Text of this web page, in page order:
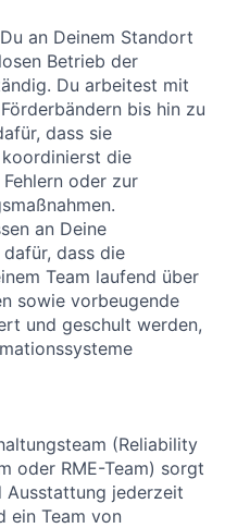
an Deinem Standort
Betrieb der
Du arbeitest mit
bis hin zu
dass sie
die
oder zur
an Deine
dass die
Team laufend über
sowie vorbeugende
und geschult werden,
(Reliability
oder RME-Team) sorgt
Ausstattung jederzeit
ein Team von